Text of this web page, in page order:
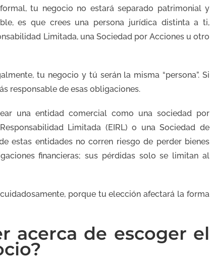
tu negocio no estará separado patrimonial y
es que crees una persona jurídica distinta a ti,
Limitada, una Sociedad por Acciones u otro
tu negocio y tú serán la misma “persona”. Si
responsable de esas obligaciones.
una entidad comercial como una sociedad por
Limitada (EIRL) o una Sociedad de
estas entidades no corren riesgo de perder bienes
financieras; sus pérdidas solo se limitan al
porque tu elección afectará la forma
acerca de escoger el